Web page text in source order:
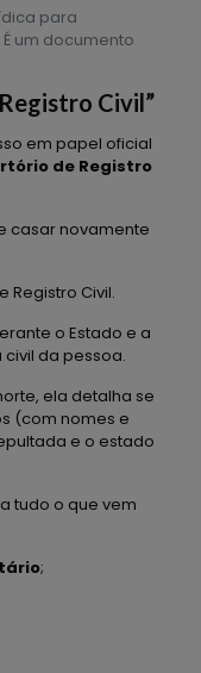
para
um documento
Civil”
em papel oficial
de Registro
casar novamente
Registro Civil.
o Estado e a
civil da pessoa.
ela detalha se
(com nomes e
e o estado
tudo o que vem
;